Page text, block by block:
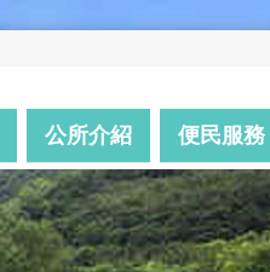
公所介紹 便民服務